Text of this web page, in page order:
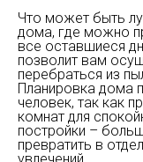
Что может быть
дома, где можно
все оставшиеся
позволит вам
перебраться из
Планировка дома
человек, так как
комнат для
постройки –
превратить в